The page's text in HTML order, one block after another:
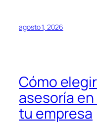
agosto 1, 2026
Cómo
asesoría
tu empresa